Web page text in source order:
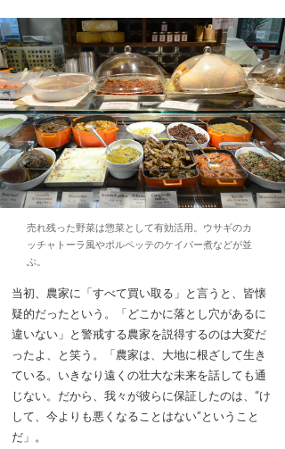
売れ残った野菜は惣菜として有効活用。ウサギのカ
ッチャトーラ風やポルペッテのケイパー煮などが並
ぶ。
当初、農家に「すべて買い取る」と言うと、皆懐
疑的だったという。「どこかに落とし穴があるに
違いない」と警戒する農家を説得するのは大変だ
ったよ、と笑う。「農家は、大地に根ざして生き
ている。いきなり遠くの壮大な未来を話しても通
じない。だから、我々が彼らに保証したのは、“け
して、今よりも悪くなることはない”ということ
だ」。